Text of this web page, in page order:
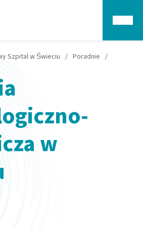
Szpital w Świeciu / Poradnie /
w